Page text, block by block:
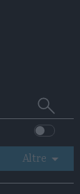
Cerca
su
Trentino
Altre